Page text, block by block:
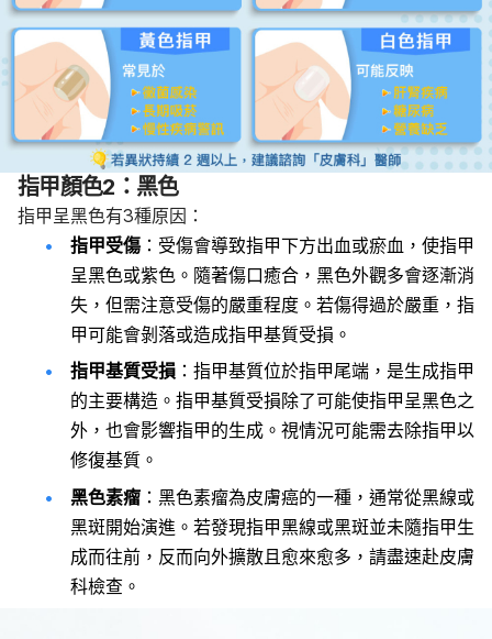
指甲顏色2：黑色
指甲呈黑色有3種原因：
指甲受傷：受傷會導致指甲下方出血或瘀血，使指甲
呈黑色或紫色。隨著傷口癒合，黑色外觀多會逐漸消
失，但需注意受傷的嚴重程度。若傷得過於嚴重，指
甲可能會剝落或造成指甲基質受損。
指甲基質受損 ：指甲基質位於指甲尾端，是生成指甲
的主要構造。指甲基質受損除了可能使指甲呈黑色之
外，也會影響指甲的生成。視情況可能需去除指甲以
修復基質。
黑色素瘤 ：黑色素瘤為皮膚癌的一種，通常從黑線或
黑斑開始演進。若發現指甲黑線或黑斑並未隨指甲生
成而往前，反而向外擴散且愈來愈多，請盡速赴皮膚
科檢查。